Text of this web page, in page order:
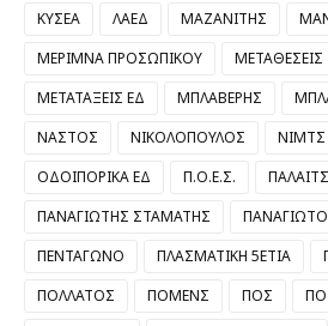
ΚΥΣΕΑ
ΛΑΕΔ ΜΑΖΑΝΙΤΗΣ
ΜΕΡΙΜΝΑ ΠΡΟΣΩΠΙΚΟΥ
ΜΕΤΑΤΑΞΕΙΣ ΕΔ
ΜΠΛΑΒΕΡΗΣ
ΝΑΣΤΟΣ
ΝΙΚΟΛΟΠΟΥΛΟΣ ΝΙΜΤΣ
ΟΔΟΙΠΟΡΙΚΑ ΕΔ
Π.Ο.Ε.Σ.
ΠΑΝΑΓΙΩΤΗΣ ΣΤΑΜΑΤΗΣ
ΠΕΝΤΑΓΩΝΟ
ΠΛΑΣΜΑΤΙΚΗ 5ΕΤΙΑ
ΠΟΛΛΑΤΟΣ
ΠΟΜΕΝΣ ΠΟΣ